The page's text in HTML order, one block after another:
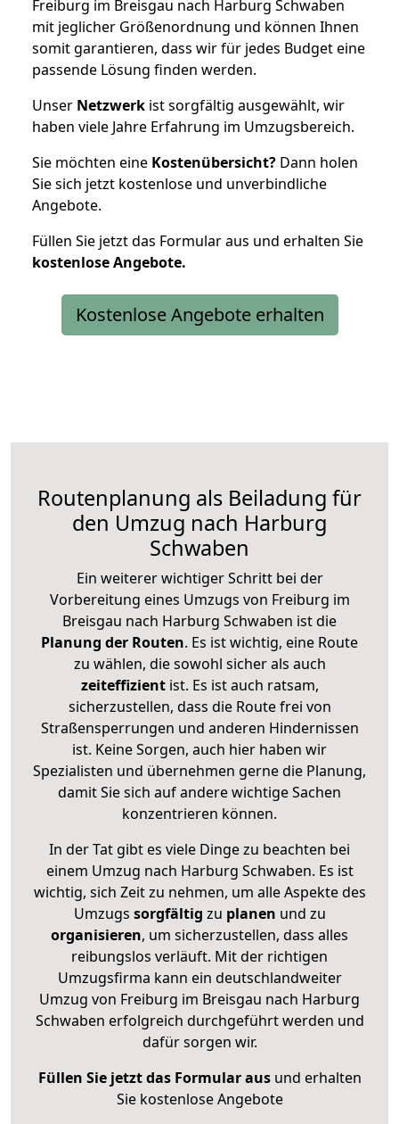
Freiburg im Breisgau nach Harburg Schwaben
mit jeglicher Größenordnung und können Ihnen
somit garantieren, dass wir für jedes Budget eine
passende Lösung finden werden.
Unser Netzwerk ist sorgfältig ausgewählt, wir
haben viele Jahre Erfahrung im Umzugsbereich.
Sie möchten eine Kostenübersicht? Dann holen
Sie sich jetzt kostenlose und unverbindliche
Angebote.
Füllen Sie jetzt das Formular aus und erhalten Sie
kostenloseAngebote.
Kostenlose Angebote erhalten
Routenplanung als Beiladung für
den Umzug nach Harburg
Schwaben
Ein weiterer wichtiger Schritt bei der
Vorbereitung eines Umzugs von Freiburg im
Breisgau nach Harburg Schwaben ist die
Planung der Routen. Es ist wichtig, eine Route
zu wählen, die sowohl sicher als auch
zeiteffizientist. Es ist auch ratsam,
sicherzustellen, dass die Route frei von
Straßensperrungen und anderen Hindernissen
ist. Keine Sorgen, auch hier haben wir
Spezialisten und übernehmen gerne die Planung,
damit Sie sich auf andere wichtige Sachen
konzentrieren können.
In der Tat gibt es viele Dinge zu beachten bei
einem Umzug nach Harburg Schwaben. Es ist
wichtig, sich Zeit zu nehmen, um alle Aspekte des
Umzugs sorgfältig zu planen und zu
organisieren, um sicherzustellen, dass alles
reibungslos verläuft. Mit der richtigen
Umzugsfirma kann ein deutschlandweiter
Umzug von Freiburg im Breisgau nach Harburg
Schwaben erfolgreich durchgeführt werden und
dafür sorgen wir.
Füllen Sie jetzt das Formular ausund erhalten
Sie kostenlose Angebote